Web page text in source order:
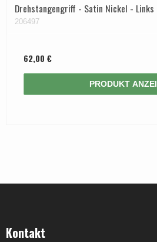
Drehstangengriff - Satin Nickel -
206497
62,00 €
PRODUKT
Kontakt